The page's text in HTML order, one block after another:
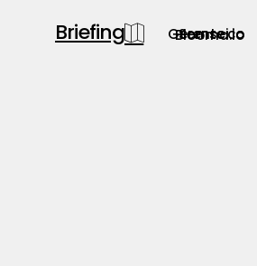
Briefing Blooma.io
Semsei.io
Gerente.co